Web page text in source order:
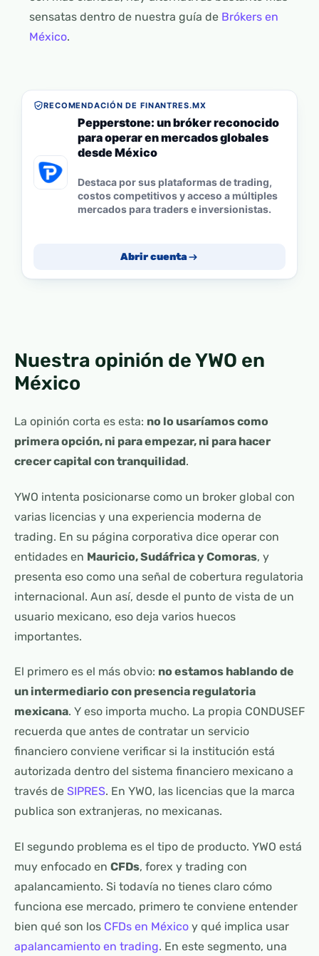
sensatas dentro de nuestra guía de Brókers en
México.
RECOMENDACIÓN DE FINANTRES.MX
Pepperstone: un bróker reconocido
para operar en mercados globales
desde México
Destaca por sus plataformas de trading,
costos competitivos y acceso a múltiples
mercados para traders e inversionistas.
Abrir cuenta
Nuestra opinión de YWO en
México
La opinión corta es esta: no lo usaríamos como
primera opción, ni para empezar, ni para hacer
crecer capital con tranquilidad.
YWO intenta posicionarse como un broker global con
varias licencias y una experiencia moderna de
trading. En su página corporativa dice operar con
entidades en Mauricio, Sudáfrica y Comoras, y
presenta eso como una señal de cobertura regulatoria
internacional. Aun así, desde el punto de vista de un
usuario mexicano, eso deja varios huecos
importantes.
El primero es el más obvio: no estamos hablando de
un intermediario con presencia regulatoria
mexicana. Y eso importa mucho. La propia CONDUSEF
recuerda que antes de contratar un servicio
financiero conviene verificar si la institución está
autorizada dentro del sistema financiero mexicano a
través de SIPRES. En YWO, las licencias que la marca
publica son extranjeras, no mexicanas.
El segundo problema es el tipo de producto. YWO está
muy enfocado en CFDs, forex y trading con
apalancamiento. Si todavía no tienes claro cómo
funciona ese mercado, primero te conviene entender
bien qué son los CFDs en México y qué implica usar
apalancamiento en trading. En este segmento, una